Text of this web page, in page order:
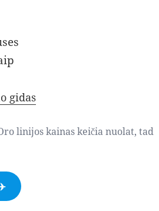
gidas
linijos kainas keičia nuolat, tad